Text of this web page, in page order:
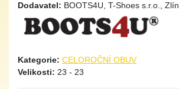
Dodavatel: BOOTS4U, T-Shoes s.r.o., Zlín
Kategorie: CELOROČNÍ OBUV
Velikosti: 23 - 23